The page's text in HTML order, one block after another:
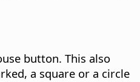
button. This also
a square or a circle